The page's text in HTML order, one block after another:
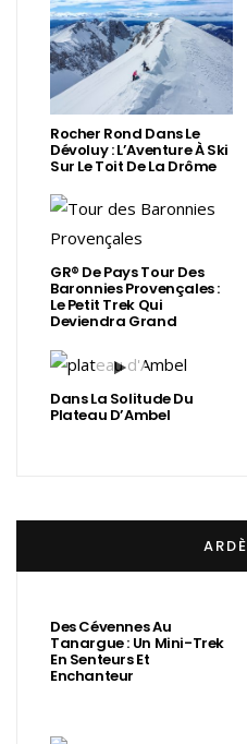
Rocher Rond Dans Le
Dévoluy : L’Aventure À Ski
Sur Le Toit De La Drôme
GR® De Pays Tour Des
Baronnies Provençales :
Le Petit Trek Qui
Deviendra Grand
Dans La Solitude Du
Plateau D’Ambel
Des Cévennes Au
Tanargue : Un Mini-Trek
En Senteurs Et
Enchanteur